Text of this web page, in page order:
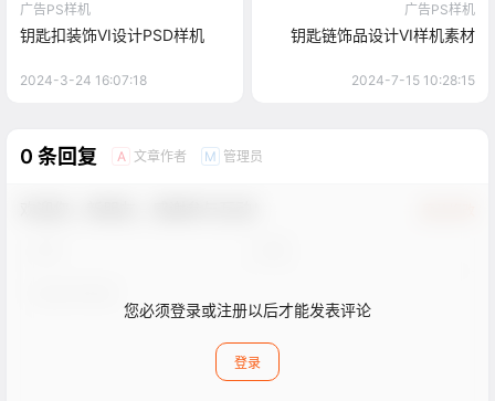
广告PS样机
钥匙扣装饰VI设计PSD样机
2024-3-24 16:07:18
广告PS样机
钥匙链饰品设计VI样机素材
2024-7-15 10:28:15
0 条回复 A 文章作者 M 管理员
您必须登录或注册以后才能发表评论
登录